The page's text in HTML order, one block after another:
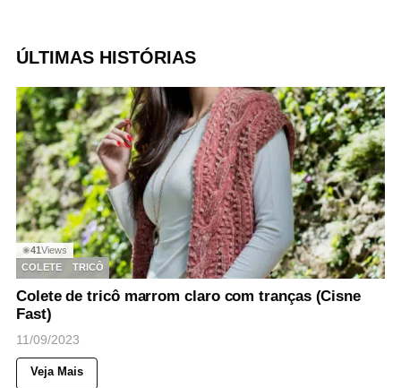
ÚLTIMAS HISTÓRIAS
◉41Views
COLETE
TRICÔ
Colete de tricô marrom claro com tranças (Cisne
Fast)
11/09/2023
Veja Mais